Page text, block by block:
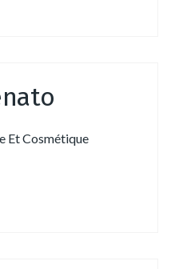
Et Cosmétique